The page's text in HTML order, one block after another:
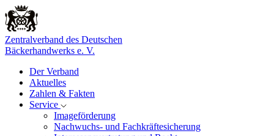
Zentralverband des Deutschen
Bäckerhandwerks e. V.
Der Verband
Aktuelles
Zahlen & Fakten
Service
Imageförderung
Nachwuchs- und Fachkräftesicherung